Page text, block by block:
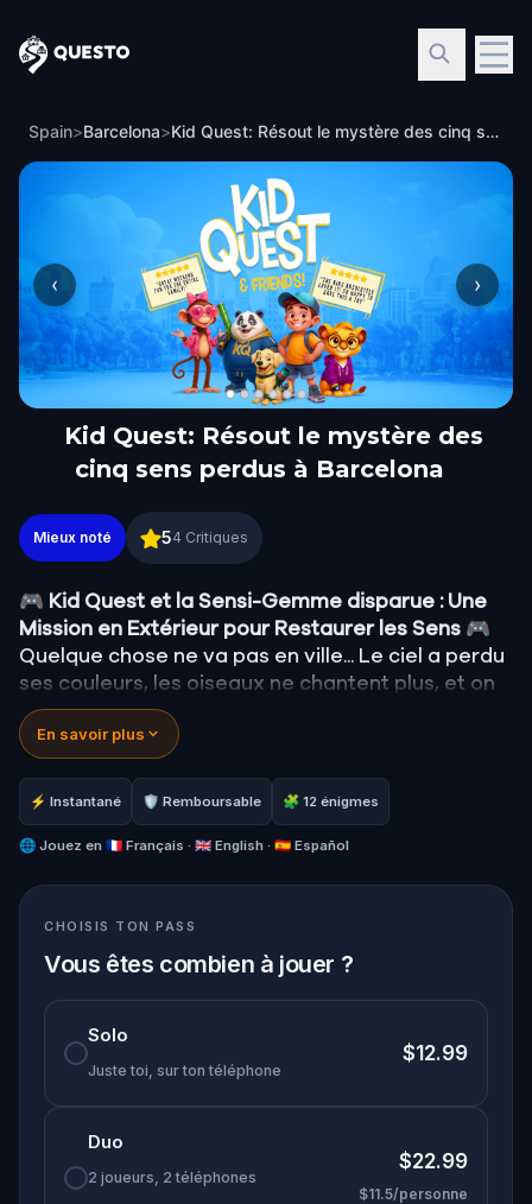
Questo
Spain>Barcelona> Kid Quest: Résout le mystère des cinq sens perdus à Barcelona
‹ ›
Kid Quest: Résout le mystère des
cinq sens perdus à Barcelona
Kid Quest: Résout le mystère des cinq sens
Mieux noté 54 Critiques
🎮 Kid Quest et la Sensi-Gemme disparue : Une
Mission en Extérieur pour Restaurer les Sens 🎮
Quelque chose ne va pas en ville... Le ciel a perdu
ses couleurs, les oiseaux ne chantent plus, et on
ne sent plus les gâteaux de la pâtisserie. La
Sensi-Gemme, la source de la vue, de l'ouïe, du
goût et du toucher, a disparu !
Quand Robert reçoit un appel du Calin-Com, il se
transforme en
et assemble sa fidèle
équipe :Pandi, Rocky, Sandy et Zee
perdue et la ramener à sa place.
Qui a volé la Sensi-Gemme ?
pourra résoudre toutes les énigmes, suivre les
indices, et restaurer les cinq sens avant qu’il ne
soit trop tard ?
🌈 RejointKid Quest
pour cette aventure au
grand-air,restaurer les cinq sens et trouver la
Sensi-Gemme !
En savoir plus
⚡ Instantané 🛡 Remboursable 🧩 12 énigmes
🌐 Jouez en 🇫🇷 Français · 🇬🇧 English · 🇪🇸 Español
CHOISIS TON PASS
Vous êtes combien à jouer ?
Solo
Juste toi, sur ton téléphone
$12.99
Duo
2 joueurs, 2 téléphones
$22.99
$11.5/personne